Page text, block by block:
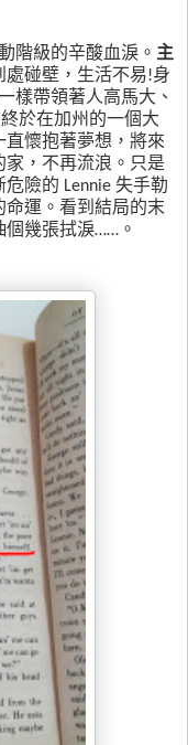
階級的辛酸血淚。 主
處碰壁，生活不易!身
樣帶領著人高馬大、
於在加州的一個大
懷抱著夢想，將來
，不再流浪。只是
危險的 Lennie 失手勒
命運。看到結局的末
個幾張拭淚……。